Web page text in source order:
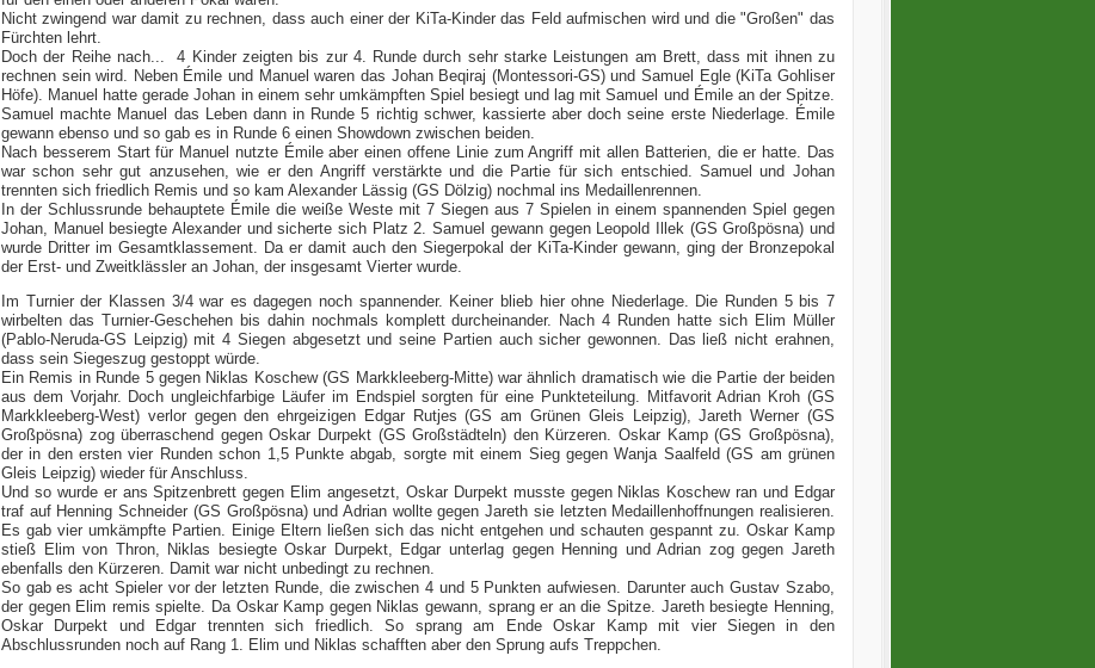
Nicht zwingend war damit zu rechnen, dass auch einer der KiTa-Kinder das Feld aufmischen wird und die "Großen" das
Fürchten lehrt.
Doch der Reihe nach... 4 Kinder zeigten bis zur 4. Runde durch sehr starke Leistungen am Brett, dass mit ihnen zu
rechnen sein wird. Neben Émile und Manuel waren das Johan Beqiraj (Montessori-GS) und Samuel Egle (KiTa Gohliser
Höfe). Manuel hatte gerade Johan in einem sehr umkämpften Spiel besiegt und lag mit Samuel und Émile an der Spitze.
Samuel machte Manuel das Leben dann in Runde 5 richtig schwer, kassierte aber doch seine erste Niederlage. Émile
gewann ebenso und so gab es in Runde 6 einen Showdown zwischen beiden.
Nach besserem Start für Manuel nutzte Émile aber einen offene Linie zum Angriff mit allen Batterien, die er hatte. Das
war schon sehr gut anzusehen, wie er den Angriff verstärkte und die Partie für sich entschied. Samuel und Johan
trennten sich friedlich Remis und so kam Alexander Lässig (GS Dölzig) nochmal ins Medaillenrennen.
In der Schlussrunde behauptete Émile die weiße Weste mit 7 Siegen aus 7 Spielen in einem spannenden Spiel gegen
Johan, Manuel besiegte Alexander und sicherte sich Platz 2. Samuel gewann gegen Leopold Illek (GS Großpösna) und
wurde Dritter im Gesamtklassement. Da er damit auch den Siegerpokal der KiTa-Kinder gewann, ging der Bronzepokal
der Erst- und Zweitklässler an Johan, der insgesamt Vierter wurde.
Im Turnier der Klassen 3/4 war es dagegen noch spannender. Keiner blieb hier ohne Niederlage. Die Runden 5 bis 7
wirbelten das Turnier-Geschehen bis dahin nochmals komplett durcheinander. Nach 4 Runden hatte sich Elim Müller
(Pablo-Neruda-GS Leipzig) mit 4 Siegen abgesetzt und seine Partien auch sicher gewonnen. Das ließ nicht erahnen,
dass sein Siegeszug gestoppt würde.
Ein Remis in Runde 5 gegen Niklas Koschew (GS Markkleeberg-Mitte) war ähnlich dramatisch wie die Partie der beiden
aus dem Vorjahr. Doch ungleichfarbige Läufer im Endspiel sorgten für eine Punkteteilung. Mitfavorit Adrian Kroh (GS
Markkleeberg-West) verlor gegen den ehrgeizigen Edgar Rutjes (GS am Grünen Gleis Leipzig), Jareth Werner (GS
Großpösna) zog überraschend gegen Oskar Durpekt (GS Großstädteln) den Kürzeren. Oskar Kamp (GS Großpösna),
der in den ersten vier Runden schon 1,5 Punkte abgab, sorgte mit einem Sieg gegen Wanja Saalfeld (GS am grünen
Gleis Leipzig) wieder für Anschluss.
Und so wurde er ans Spitzenbrett gegen Elim angesetzt, Oskar Durpekt musste gegen Niklas Koschew ran und Edgar
traf auf Henning Schneider (GS Großpösna) und Adrian wollte gegen Jareth sie letzten Medaillenhoffnungen realisieren.
Es gab vier umkämpfte Partien. Einige Eltern ließen sich das nicht entgehen und schauten gespannt zu. Oskar Kamp
stieß Elim von Thron, Niklas besiegte Oskar Durpekt, Edgar unterlag gegen Henning und Adrian zog gegen Jareth
ebenfalls den Kürzeren. Damit war nicht unbedingt zu rechnen.
So gab es acht Spieler vor der letzten Runde, die zwischen 4 und 5 Punkten aufwiesen. Darunter auch Gustav Szabo,
der gegen Elim remis spielte. Da Oskar Kamp gegen Niklas gewann, sprang er an die Spitze. Jareth besiegte Henning,
Oskar Durpekt und Edgar trennten sich friedlich. So sprang am Ende Oskar Kamp mit vier Siegen in den
Abschlussrunden noch auf Rang 1. Elim und Niklas schafften aber den Sprung aufs Treppchen.